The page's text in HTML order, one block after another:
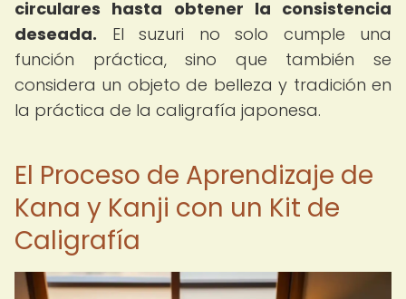
circulares hasta obtener la consistencia
deseada. El suzuri no solo cumple una
función práctica, sino que también se
considera un objeto de belleza y tradición en
la práctica de la caligrafía japonesa.
El Proceso de Aprendizaje de
Kana y Kanji con un Kit de
Caligrafía